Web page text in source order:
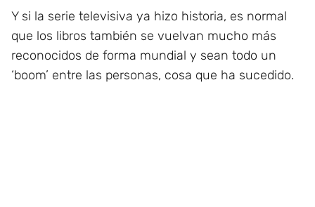
Y si la serie televisiva ya hizo historia, es normal
que los libros también se vuelvan mucho más
reconocidos de forma mundial y sean todo un
‘boom’ entre las personas, cosa que ha sucedido.